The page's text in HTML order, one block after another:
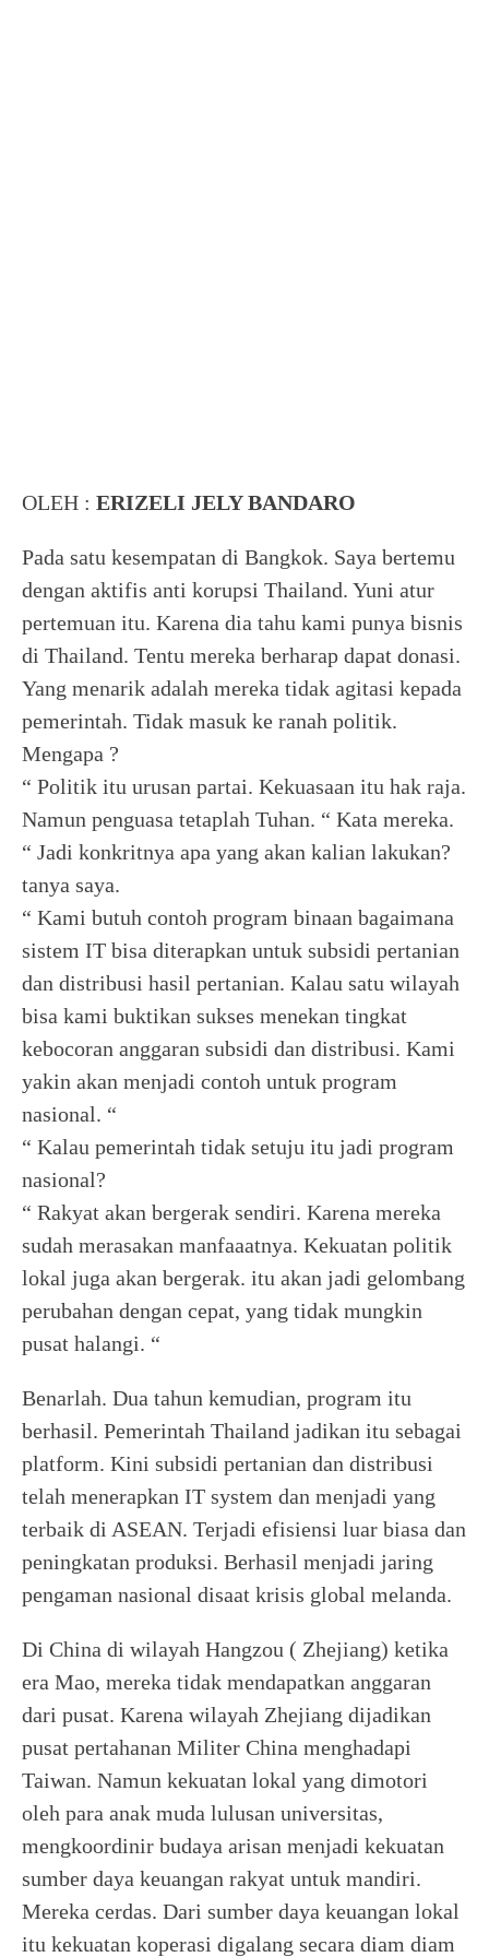
OLEH : ERIZELI JELY BANDARO
Pada satu kesempatan di Bangkok. Saya bertemu
dengan aktifis anti korupsi Thailand. Yuni atur
pertemuan itu. Karena dia tahu kami punya bisnis
di Thailand. Tentu mereka berharap dapat donasi.
Yang menarik adalah mereka tidak agitasi kepada
pemerintah. Tidak masuk ke ranah politik.
Mengapa ?
“ Politik itu urusan partai. Kekuasaan itu hak raja.
Namun penguasa tetaplah Tuhan. “ Kata mereka.
“ Jadi konkritnya apa yang akan kalian lakukan?
tanya saya.
“ Kami butuh contoh program binaan bagaimana
sistem IT bisa diterapkan untuk subsidi pertanian
dan distribusi hasil pertanian. Kalau satu wilayah
bisa kami buktikan sukses menekan tingkat
kebocoran anggaran subsidi dan distribusi. Kami
yakin akan menjadi contoh untuk program
nasional. “
“ Kalau pemerintah tidak setuju itu jadi program
nasional?
“ Rakyat akan bergerak sendiri. Karena mereka
sudah merasakan manfaaatnya. Kekuatan politik
lokal juga akan bergerak. itu akan jadi gelombang
perubahan dengan cepat, yang tidak mungkin
pusat halangi. “
Benarlah. Dua tahun kemudian, program itu
berhasil. Pemerintah Thailand jadikan itu sebagai
platform. Kini subsidi pertanian dan distribusi
telah menerapkan IT system dan menjadi yang
terbaik di ASEAN. Terjadi efisiensi luar biasa dan
peningkatan produksi. Berhasil menjadi jaring
pengaman nasional disaat krisis global melanda.
Di China di wilayah Hangzou ( Zhejiang) ketika
era Mao, mereka tidak mendapatkan anggaran
dari pusat. Karena wilayah Zhejiang dijadikan
pusat pertahanan Militer China menghadapi
Taiwan. Namun kekuatan lokal yang dimotori
oleh para anak muda lulusan universitas,
mengkoordinir budaya arisan menjadi kekuatan
sumber daya keuangan rakyat untuk mandiri.
Mereka cerdas. Dari sumber daya keuangan lokal
itu kekuatan koperasi digalang secara diam diam